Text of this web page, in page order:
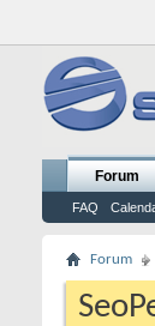
Forum
FAQ
Forum